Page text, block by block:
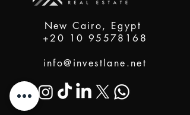
New Cairo, Egypt
+20 10 95578168
info@investlane.net